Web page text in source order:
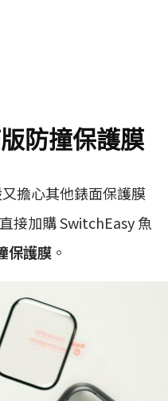
防撞保護膜
擔心其他錶面保護膜
接加購 SwitchEasy 魚
保護膜 。